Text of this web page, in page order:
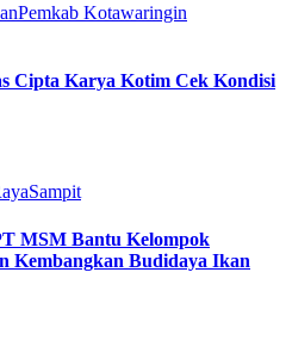
Pemkab Kotawaringin
Cipta Karya Kotim Cek Kondisi
Sampit
MSM Bantu Kelompok
Kembangkan Budidaya Ikan